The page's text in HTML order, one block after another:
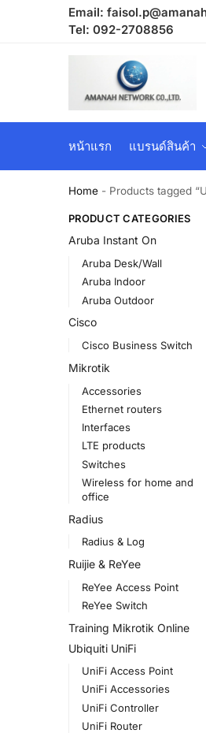
Email:
Tel: 092-2708856
หน้าแรก แบรนด์สินค้า
Home - Products tagged
PRODUCT CATEGORIES
Aruba Instant On
Aruba Desk/Wall
Aruba Indoor
Aruba Outdoor
Cisco
Cisco Business Switch
Mikrotik
Accessories
Ethernet routers
Interfaces
LTE products
Switches
Wireless for home and
office
Radius
Radius & Log
Ruijie & ReYee
ReYee Access Point
ReYee Switch
Training Mikrotik Online
Ubiquiti UniFi
UniFi Access Point
UniFi Accessories
UniFi Controller
UniFi Router